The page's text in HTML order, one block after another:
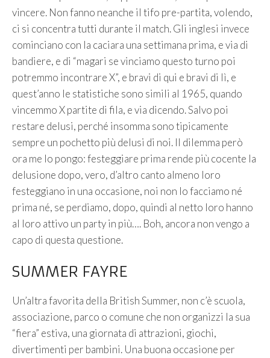
vincere. Non fanno neanche il tifo pre-partita, volendo,
ci si concentra tutti durante il match. Gli inglesi invece
cominciano con la caciara una settimana prima, e via di
bandiere, e di “magari se vinciamo questo turno poi
potremmo incontrare X”, e bravi di qui e bravi di lì, e
quest’anno le statistiche sono simili al 1965, quando
vincemmo X partite di fila, e via dicendo. Salvo poi
restare delusi, perché insomma sono tipicamente
sempre un pochetto più delusi di noi. Il dilemma però
ora me lo pongo: festeggiare prima rende più cocente la
delusione dopo, vero, d’altro canto almeno loro
festeggiano in una occasione, noi non lo facciamo né
prima né, se perdiamo, dopo, quindi al netto loro hanno
al loro attivo un party in più…. Boh, ancora non vengo a
capo di questa questione.
SUMMER FAYRE
Un’altra favorita della British Summer, non c’è scuola,
associazione, parco o comune che non organizzi la sua
“fiera” estiva, una giornata di attrazioni, giochi,
divertimenti per bambini. Una buona occasione per